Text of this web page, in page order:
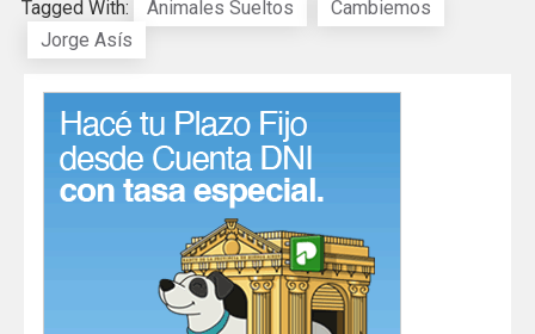
Tagged With: Animales Sueltos
Cambiemos
Jorge Asís